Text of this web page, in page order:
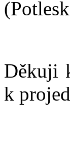
Děkuji
k